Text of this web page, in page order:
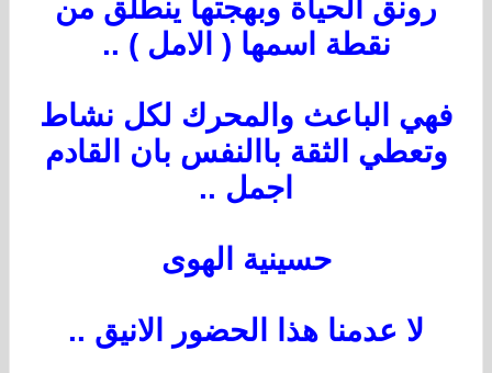
رونق الحياة وبهجتها ينطلق من
نقطة اسمها ( الامل ) ..
فهي الباعث والمحرك لكل نشاط
وتعطي الثقة باالنفس بان القادم
اجمل ..
حسينية الهوى
لا عدمنا هذا الحضور الانيق ..